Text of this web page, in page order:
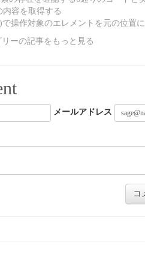
内容を取得する
で操作対象のエレメントを元の位置
リーの記事をもっと見る
メールアドレス